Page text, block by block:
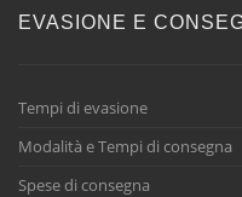
EVASIONE E
Tempi di evasione
Modalità e Tempi di consegna
Spese di consegna